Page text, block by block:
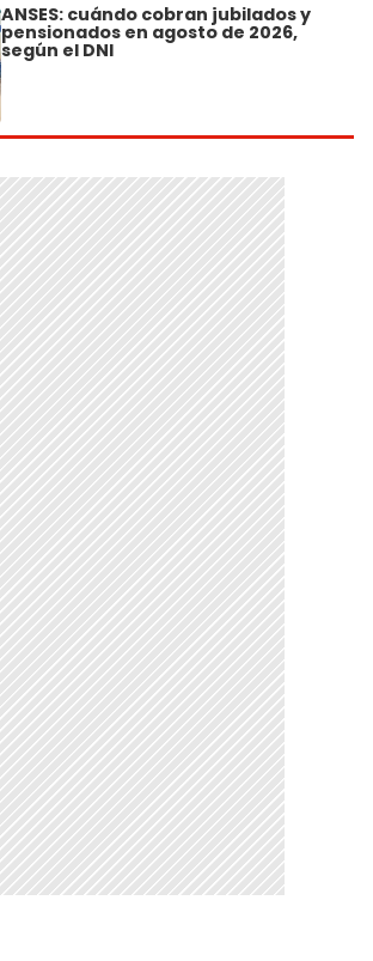
ANSES: cuándo cobran jubilados y
pensionados en agosto de 2026,
según el DNI